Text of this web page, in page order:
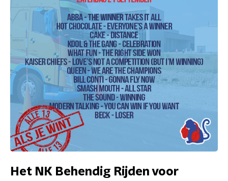
Het NK Behendig Rijden voor